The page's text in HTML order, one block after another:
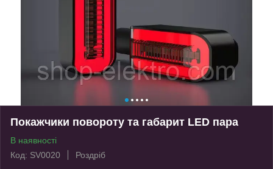
Покажчики повороту та габарит LED пара
В наявності
Код: SV0020
Роздріб